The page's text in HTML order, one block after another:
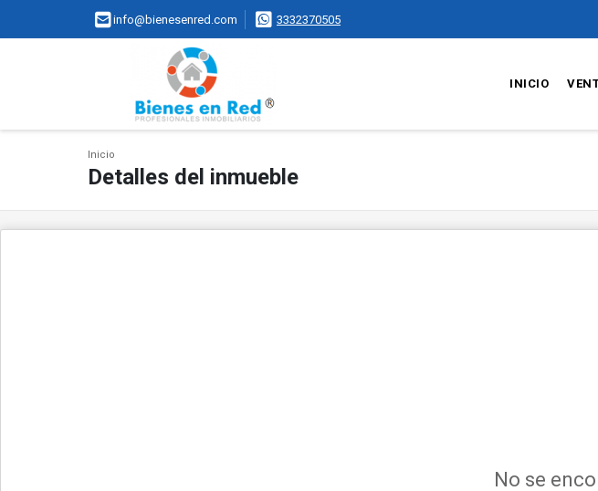
info@bienesenred.com 3332370505
INICIO
Inicio
Detalles del inmueble
No se